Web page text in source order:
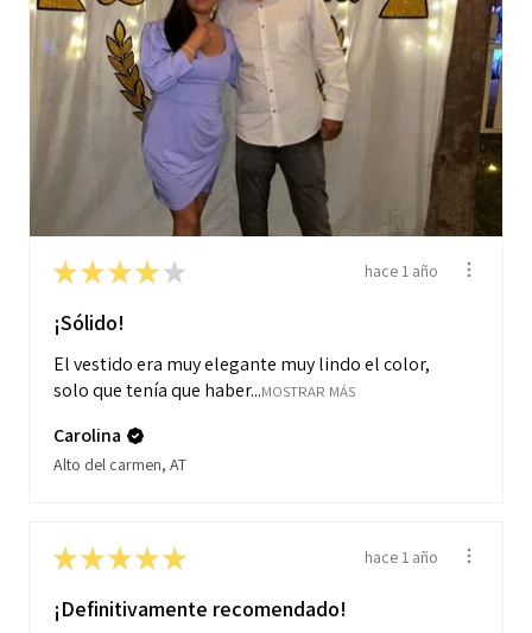
★★★★ ★ hace 1 año
¡Sólido!
El vestido era muy elegante muy lindo el color,
solo que tenía que haber...MOSTRAR MÁS
Carolina
Alto del carmen, AT
★★★★★ hace 1 año
¡Definitivamente recomendado!